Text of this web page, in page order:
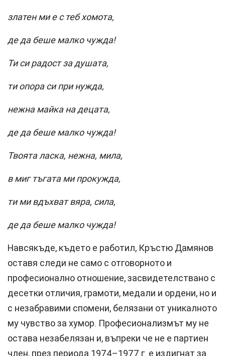
златен ми е с теб хомота,
де да беше малко чужда!
Ти си радост за душата,
ти опора си при нужда,
нежна майка на децата,
де да беше малко чужда!
Твоята ласка, нежна, мила,
в миг тъгата ми прокужда,
ти ми вдъхват вяра, сила,
де да беше малко чужда!
Навсякъде, където е работил, Кръстю Дамянов
оставя следи не само с отговорното и
професионално отношение, засвидетелствано с
десетки отличия, грамоти, медали и ордени, но и
с незабравими спомени, белязани от уникалното
му чувство за хумор. Професионализмът му не
остава незабелязан и, въпреки че не е партиен
член, през периода 1974–1977 г. е издигнат за